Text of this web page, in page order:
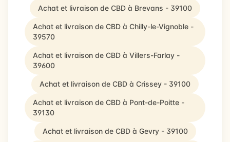
Achat et livraison de CBD à Brevans - 39100
Achat et livraison de CBD à Chilly-le-Vignoble -
39570
Achat et livraison de CBD à Villers-Farlay -
39600
Achat et livraison de CBD à Crissey - 39100
Achat et livraison de CBD à Pont-de-Poitte -
39130
Achat et livraison de CBD à Gevry - 39100